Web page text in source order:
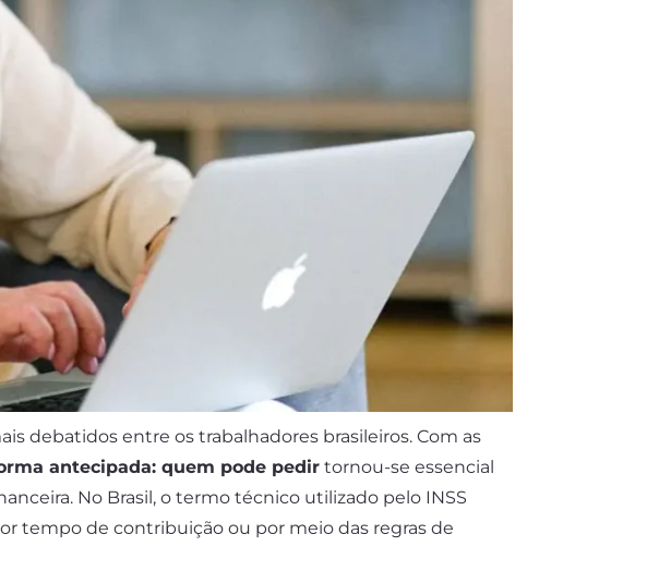
debatidos entre os trabalhadores brasileiros. Com as
antecipada: quem pode pedir tornou-se essencial
No Brasil, o termo técnico utilizado pelo INSS
tempo de contribuição ou por meio das regras de